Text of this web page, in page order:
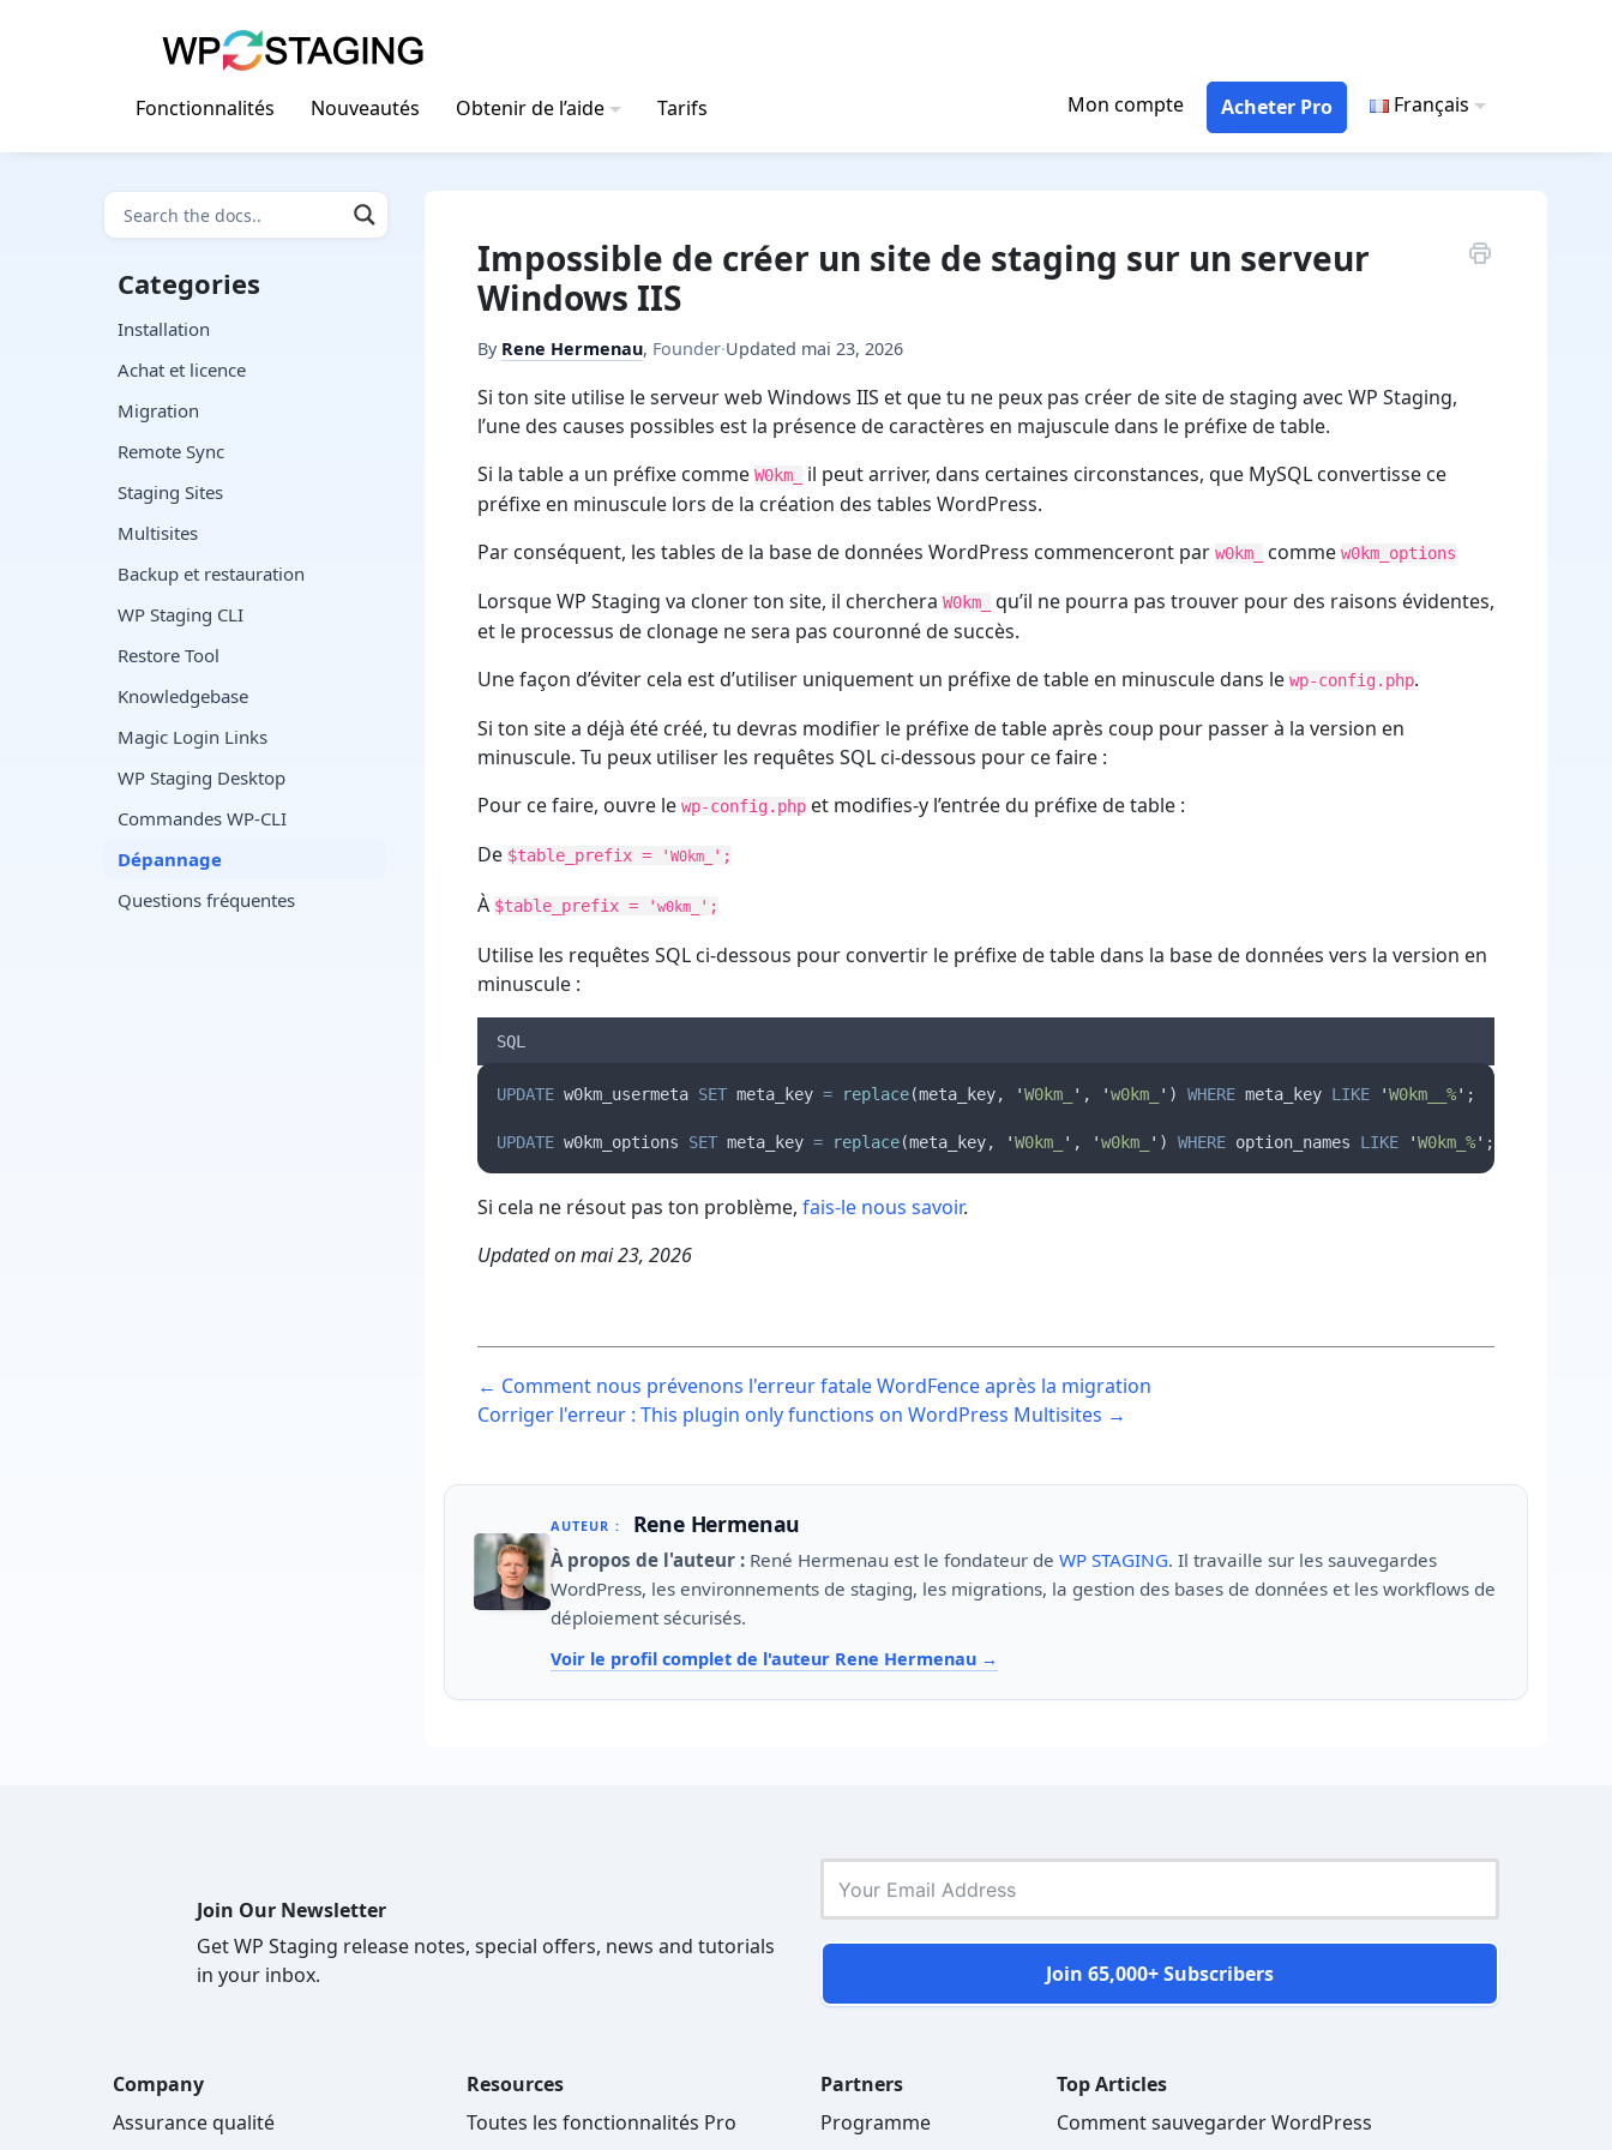
Fonctionnalités
Nouveautés Obtenir de l’aide Tarifs Mon compte Acheter Pro Français
Impossible de créer un site de staging sur un serveur
Windows IIS
By Rene Hermenau, Founder·Updated mai 23, 2026
Si ton site utilise le serveur web Windows IIS et que tu ne peux pas créer de site de staging avec WP Staging,
l’une des causes possibles est la présence de caractères en majuscule dans le préfixe de table.
Si la table a un préfixe comme W0km_
il peut arriver, dans certaines circonstances, que MySQL convertisse ce
préfixe en minuscule lors de la création des tables WordPress.
Par conséquent, les tables de la base de données WordPress commenceront par w0km_ comme w0km_options
Lorsque WP Staging va cloner ton site, il cherchera W0km_
qu’il ne pourra pas trouver pour des raisons évidentes,
et le processus de clonage ne sera pas couronné de succès.
Une façon d’éviter cela est d’utiliser uniquement un préfixe de table en minuscule dans le wp-config.php.
Si ton site a déjà été créé, tu devras modifier le préfixe de table après coup pour passer à la version en
minuscule. Tu peux utiliser les requêtes SQL ci-dessous pour ce faire :
Pour ce faire, ouvre le wp-config.php et modifies-y l’entrée du préfixe de table :
De $table_prefix = ' W0km_ ';
À $table_prefix = ' w0km_ ';
Utilise les requêtes SQL ci-dessous pour convertir le préfixe de table dans la base de données vers la version en
minuscule :
SQL
UPDATE w0km_usermeta SET meta_key = replace(meta_key, 'W0km_ ' , 'w0km_ ' ) WHERE meta_key LIKE 'W0km__%' ;
UPDATE w0km_options SET meta_key = replace(meta_key, 'W0km_ ' , 'w0km_ ' ) WHERE option_names LIKE 'W0km_%' ;
Si cela ne résout pas ton problème, fais-le nous savoir.
Updated onmai 23, 2026
Post
navigation
← Comment nous prévenons l'erreur fatale WordFence après la migration
Corriger l'erreur : This plugin only functions on WordPress Multisites →
AUTEUR : Rene Hermenau
À propos de l'auteur : René Hermenau est le fondateur de WP STAGING. Il travaille sur les sauvegardes
WordPress, les environnements de staging, les migrations, la gestion des bases de données et les workflows de
déploiement sécurisés.
Voir le profil complet de l'auteur Rene Hermenau
Categories
Installation
Achat et licence
Migration
Remote Sync
Staging Sites
Multisites
Backup et restauration
WP Staging CLI
Restore Tool
Knowledgebase
Magic Login Links
WP Staging Desktop
Commandes WP-CLI
Dépannage
Questions fréquentes
Join Our Newsletter
Get WP Staging release notes, special offers, news and tutorials
in your inbox.
Join 65,000+ Subscribers
Company
Assurance qualité
Resources
Toutes les fonctionnalités Pro
Partners
Programme
Top Articles
Comment sauvegarder WordPress